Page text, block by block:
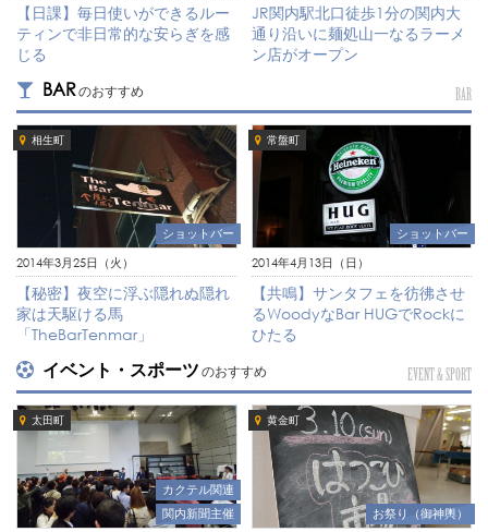
【日課】毎日使いができるルー
ティンで非日常的な安らぎを感
じる
JR関内駅北口徒歩1分の関内大
通り沿いに麺処山一なるラーメ
ン店がオープン
BARのおすすめ BAR
相生町
ショットバー
2014年3月25日（火）
【秘密】夜空に浮ぶ隠れぬ隠れ
家は天駆ける馬
「TheBarTenmar」
常盤町
ショットバー
2014年4月13日（日）
【共鳴】サンタフェを彷彿させ
るWoodyなBar HUGでRockに
ひたる
イベント・スポーツ のおすすめ EVENT & SPORT
太田町
カクテル関連
関内新聞主催
黄金町
お祭り（御神輿）